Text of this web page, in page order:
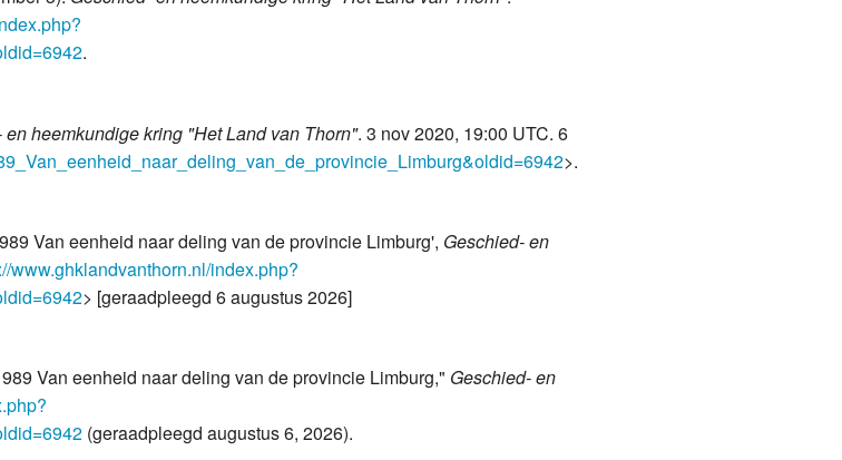
.
en heemkundige kring "Het Land van Thorn". 3 nov 2020, 19:00 UTC. 6
>.
Van eenheid naar deling van de provincie Limburg', Geschied- en
www.ghklandvanthorn.nl/index.php?
> [geraadpleegd 6 augustus 2026]
Van eenheid naar deling van de provincie Limburg," Geschied- en
(geraadpleegd augustus 6, 2026).